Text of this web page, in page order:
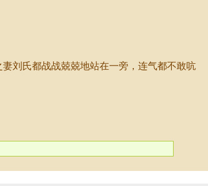
刘氏都战战兢兢地站在一旁，连气都不敢吭